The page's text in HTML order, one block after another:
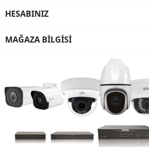
HESABINIZ
MAĞAZA BILGISI